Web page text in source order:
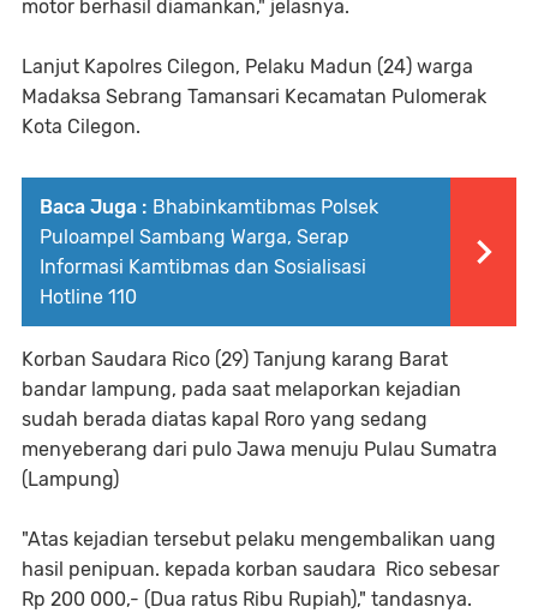
motor berhasil diamankan," jelasnya.
Lanjut Kapolres Cilegon, Pelaku Madun (24) warga
Madaksa Sebrang Tamansari Kecamatan Pulomerak
Kota Cilegon.
Baca Juga : Bhabinkamtibmas Polsek
Puloampel Sambang Warga, Serap
Informasi Kamtibmas dan Sosialisasi
Hotline 110
Korban Saudara Rico (29) Tanjung karang Barat
bandar lampung, pada saat melaporkan kejadian
sudah berada diatas kapal Roro yang sedang
menyeberang dari pulo Jawa menuju Pulau Sumatra
(Lampung)
"Atas kejadian tersebut pelaku mengembalikan uang
hasil penipuan. kepada korban saudara Rico sebesar
Rp 200 000,- (Dua ratus Ribu Rupiah)," tandasnya.